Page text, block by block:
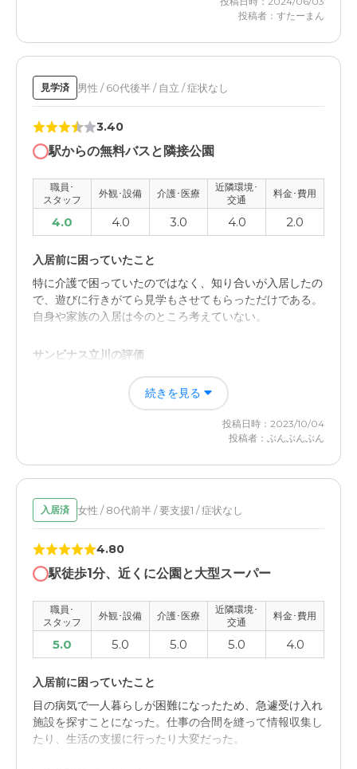
る。近くに昭和記念公園もあり、日々の散歩にも困らな
い。移動販売も来てくれるので、買い物にも困らない。コ
りました。
皆さん本当に良くしてくださいます。要望をしっかり聴
き、すぐ対応して下さって感謝しています。
に過ごせる。おまけに日当たりもとても良く、冬も温かく
過ごせる。建物は古いがメンテや掃除が行き届いていて、
清潔感がある。
介護医療サービスについて
併設のクリニックで定期通院している。そのほか健康管理
室でも血圧測定など週1回やってくださり、夜間も看護師
さんが常駐してるのでとても安心です。こちらに入居して
駅からとても近い、車もあまり通らない道を歩くので安
心。近くに薬局やコンビニもあり、駅の反対側に昭和記念
公園があるので散歩するのによい。静かでとても良い環
境。
料金費用について
入居金が高いと思ったが、居室が広くサービスも手厚いの
で、今ではサービスに見合った金額だと思います。
投稿者：すたーまん
見学済 男性 / 60代後半 / 自立 / 症状なし
3.40
駅からの無料バスと隣接公園
職員･
スタッフ
外観･設備 介護･医療
近隣環境･
交通
料金･費用
4.0 4.0 3.0 4.0 2.0
入居前に困っていたこと
特に介護で困っていたのではなく、知り合いが入居したの
で、遊びに行きがてら見学もさせてもらっただけである。
自身や家族の入居は今のところ考えていない。
サンビナス立川の評価
有料老人ホームなので、外出など自由で、普通の居宅とし
て利用できるところ。ただし経費は高い。
職員・スタッフ・他入居者の雰囲気について
外観・内装・居室・設備について
値段相応に豪華で快適そうであった。若干居宅スペースが
狭いように感じたところはあるが。、、
健康で自立した入居者しか見当たらず、介護の現場を見か
けなかったので、なんとも評価できない。
駅付近から無料バスが運行されているので特に問題はな
く、大きな公園に隣接しているので、環境は良好そうであ
った。
続きを見る
投稿日時：2023/10/04
投稿者：ぶんぶんぶん
入居済 女性 / 80代前半 / 要支援1 / 症状なし
4.80
駅徒歩1分、近くに公園と大型スーパー
職員･
スタッフ
外観･設備 介護･医療
近隣環境･
交通
料金･費用
5.0 5.0 5.0 5.0 4.0
入居前に困っていたこと
目の病気で一人暮らしが困難になったため、急遽受け入れ
施設を探すことになった。仕事の合間を縫って情報収集し
たり、生活の支援に行ったり大変だった。